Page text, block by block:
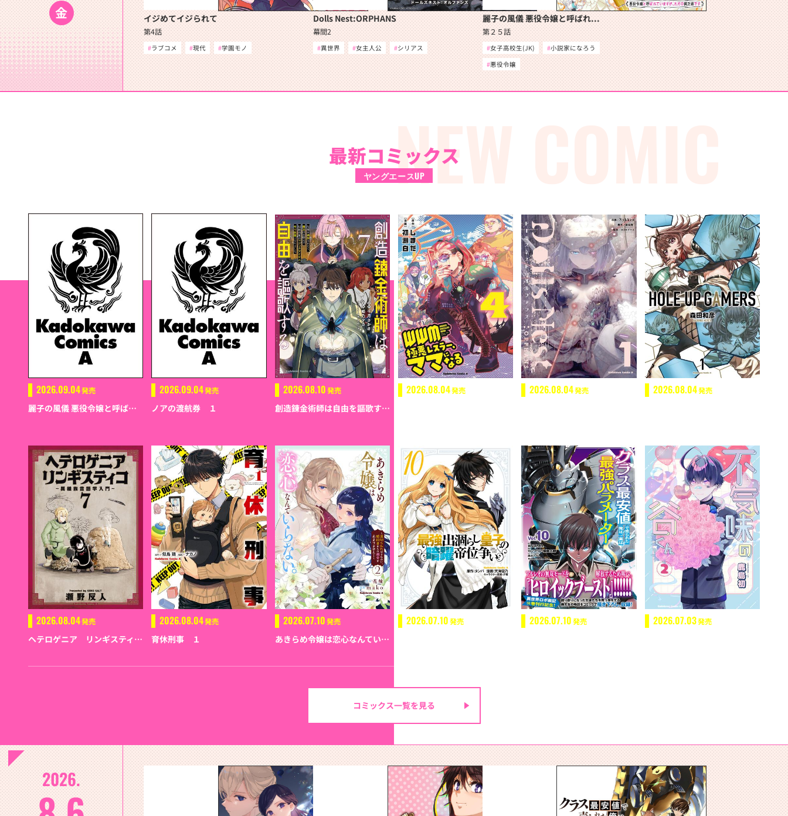
金 イジめてイジられて
第4話
ラブコメ 現代 学園モノ
Dolls Nest:ORPHANS
幕間2
異世界 女主人公 シリアス
麗子の風儀 悪役令嬢と呼ばれ...
第２５話
女子高校生(JK)
小説家になろう
悪役令嬢
NEW COMIC
最新コミックス
ヤングエースUP
2026.09.04発売
麗子の風儀 悪役令嬢と呼ばれていますが、ただの貧乏娘です（４）
2026.09.04発売
ノアの渡航券 １
2026.08.10発売
創造錬金術師は自由を謳歌する 故郷を追放されたら、魔王のお膝元で超絶効果のマジックアイテム作り放題になりました (７)
2026.08.04発売 2026.08.04発売 2026.08.04発売
2026.08.04発売
ヘテロゲニア リンギスティコ ～異種族言語学入門～ （７）
2026.08.04発売
育休刑事 １
2026.07.10発売
あきらめ令嬢は恋心なんていらない。～裏切られたはずなのに、婚約者からの溺愛が止まりません！～ （２）
2026.07.10発売 2026.07.10発売 2026.07.03発売
コミックス一覧を見る
2026.